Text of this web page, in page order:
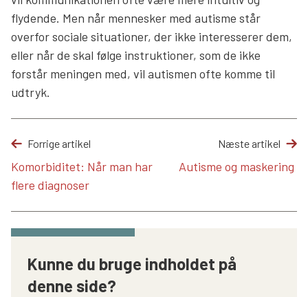
flydende. Men når mennesker med autisme står
overfor sociale situationer, der ikke interesserer dem,
eller når de skal følge instruktioner, som de ikke
forstår meningen med, vil autismen ofte komme til
udtryk.
Forrige artikel
Komorbiditet: Når man har
flere diagnoser
Næste artikel
Autisme og maskering
Kunne du bruge indholdet på
denne side?